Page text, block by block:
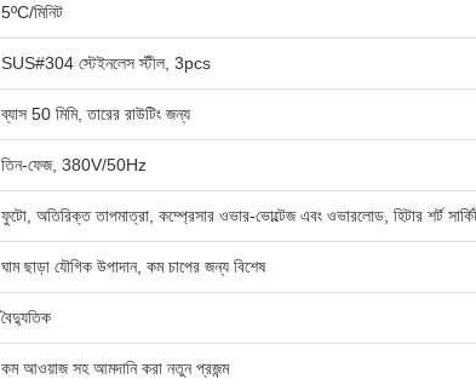
5ºC/মিনিট
SUS#304 স্টেইনলেস স্টীল, 3pcs
ব্যাস 50 মিমি, তারের রাউটিং জন্য
তিন-ফেজ, 380V/50Hz
ফুটো, অতিরিক্ত তাপমাত্রা, কম্প্রেসার ওভার-ভোল্টেজ এবং ওভারলোড, হিটার শর্ট
ঘাম ছাড়া যৌগিক উপাদান, কম চাপের জন্য বিশেষ
বৈদ্যুতিক
কম আওয়াজ সহ আমদানি করা নতুন প্রজন্ম